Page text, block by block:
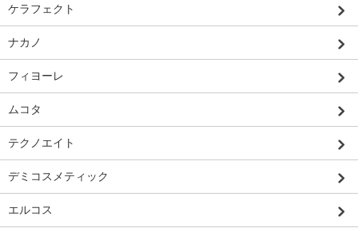
ケラフェクト
ナカノ
フィヨーレ
ムコタ
テクノエイト
デミコスメティック
エルコス